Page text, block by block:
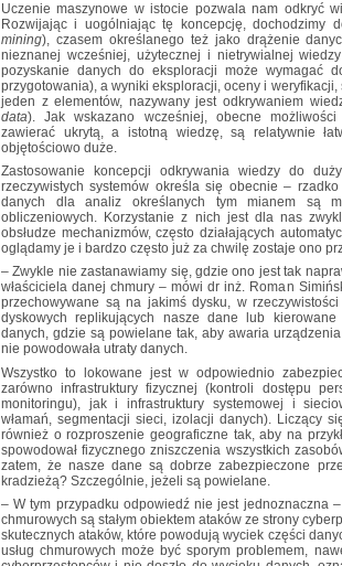
Uczenie maszynowe w istocie pozwala nam odkryć
Rozwijając i uogólniając tę koncepcję, dochodzimy
mining), czasem określanego też jako drążenie
nieznanej wcześniej, użytecznej i nietrywialnej
pozyskanie danych do eksploracji może wymagać
przygotowania), a wyniki eksploracji, oceny i
jeden z elementów, nazywany jest odkrywaniem
data). Jak wskazano wcześniej, obecne
zawierać ukrytą, a istotną wiedzę, są relatywnie
objętościowo duże.
Zastosowanie koncepcji odkrywania wiedzy do
rzeczywistych systemów określa się obecnie –
danych dla analiz określanych tym mianem są
obliczeniowych. Korzystanie z nich jest dla nas
obsłudze mechanizmów, często działających
oglądamy je i bardzo często już za chwilę zostaje ono
– Zwykle nie zastanawiamy się, gdzie ono jest tak
właściciela danej chmury – mówi dr inż. Roman
przechowywane są na jakimś dysku, w
dyskowych replikujących nasze dane lub kierowane
danych, gdzie są powielane tak, aby awaria
nie powodowała utraty danych.
Wszystko to lokowane jest w odpowiednio
zarówno infrastruktury fizycznej (kontroli dostępu
monitoringu), jak i infrastruktury systemowej i
włamań, segmentacji sieci, izolacji danych). Liczący
również o rozproszenie geograficzne tak, aby na
spowodował fizycznego zniszczenia wszystkich
zatem, że nasze dane są dobrze zabezpieczone
kradzieżą? Szczególnie, jeżeli są powielane.
– W tym przypadku odpowiedź nie jest jednoznaczna
chmurowych są stałym obiektem ataków ze strony
skutecznych ataków, które powodują wyciek części
usług chmurowych może być sporym problemem,